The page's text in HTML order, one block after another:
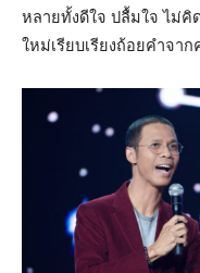
หลายทั้งดีใจ ปลื้มใจ ไม่คิ
ใหม่เรียบเรียงถ้อยคำจา